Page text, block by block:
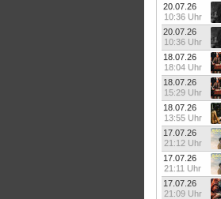
20.07.26
10:36 Uhr
20.07.26
10:36 Uhr
18.07.26
18:04 Uhr
18.07.26
15:29 Uhr
18.07.26
13:55 Uhr
17.07.26
21:12 Uhr
17.07.26
21:11 Uhr
17.07.26
21:09 Uhr